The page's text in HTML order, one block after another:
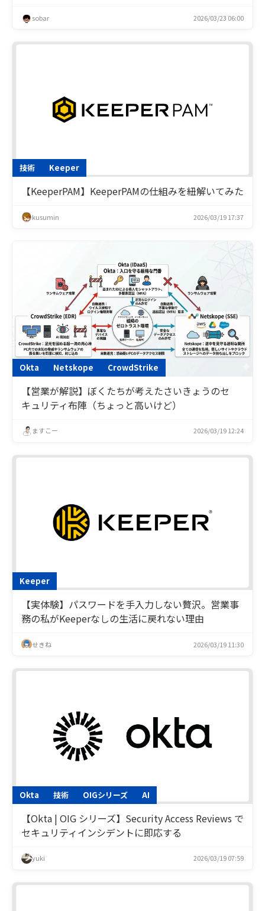
sobar 2026/03/23 06:00
技術 Keeper
【KeeperPAM】KeeperPAMの仕組みを紐解いてみた
kusumin 2026/03/19 17:37
Okta Netskope CrowdStrike
【営業が解説】ぼくたちが考えたさいきょうのセ
キュリティ布陣（ちょっと高いけど）
ますこー 2026/03/19 12:24
Keeper
【実体験】パスワードを手入力しない贅沢。営業事
務の私がKeeperなしの生活に戻れない理由
せきね 2026/03/19 11:30
Okta 技術 OIGシリーズ AI
【Okta | OIG シリーズ】Security Access Reviews で
セキュリティインシデントに即応する
yuki 2026/03/19 07:59